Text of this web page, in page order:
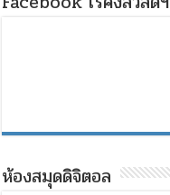
ห้องสมุดดิจิตอล